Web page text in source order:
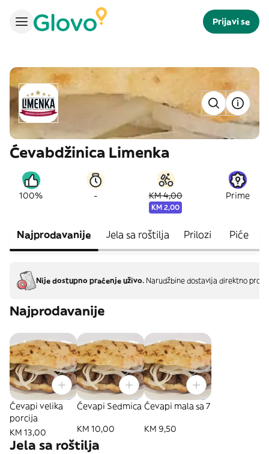
Prijavi se
Ćevabdžinica Limenka
100% - KM 4,00
KM 2,00
Prime
Najprodavanije Jela sa roštilja Prilozi Piće
Nije dostupno praćenje uživo. Narudžbine dostavlja direktno
Najprodavanije
Ćevapi velika
porcija
KM 13,00
Ćevapi Sedmica
KM 10,00
Ćevapi mala sa 7
KM 9,50
Jela sa roštilja